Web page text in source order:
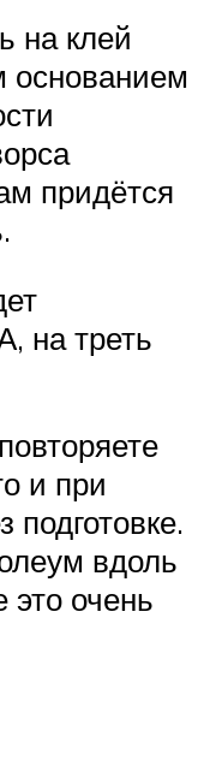
на клей
основанием
придётся
на треть
и при
подготовке.
вдоль
это очень